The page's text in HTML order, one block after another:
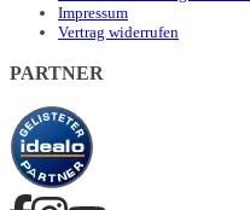
Impressum
Vertrag widerrufen
PARTNER